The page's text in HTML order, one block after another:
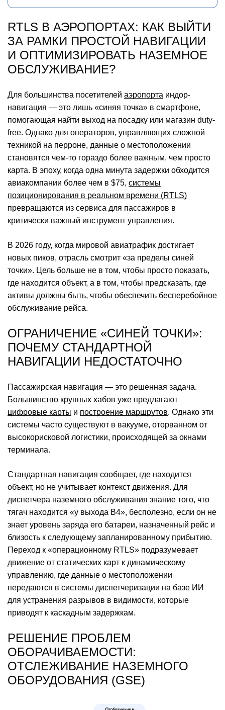
RTLS В АЭРОПОРТАХ: КАК ВЫЙТИ
ЗА РАМКИ ПРОСТОЙ НАВИГАЦИИ
И ОПТИМИЗИРОВАТЬ НАЗЕМНОЕ
ОБСЛУЖИВАНИЕ?
Для большинства посетителей аэропорта индор-
навигация — это лишь «синяя точка» в смартфоне,
помогающая найти выход на посадку или магазин duty-
free. Однако для операторов, управляющих сложной
техникой на перроне, данные о местоположении
становятся чем-то гораздо более важным, чем просто
карта. В эпоху, когда одна минута задержки обходится
авиакомпании более чем в $75, системы
позиционирования в реальном времени (RTLS)
превращаются из сервиса для пассажиров в
критически важный инструмент управления.
В 2026 году, когда мировой авиатрафик достигает
новых пиков, отрасль смотрит «за пределы синей
точки». Цель больше не в том, чтобы просто показать,
где находится объект, а в том, чтобы предсказать, где
активы должны быть, чтобы обеспечить бесперебойное
обслуживание рейса.
ОГРАНИЧЕНИЕ «СИНЕЙ ТОЧКИ»:
ПОЧЕМУ СТАНДАРТНОЙ
НАВИГАЦИИ НЕДОСТАТОЧНО
Пассажирская навигация — это решенная задача.
Большинство крупных хабов уже предлагают
цифровые карты и построение маршрутов. Однако эти
системы часто существуют в вакууме, оторванном от
высокорисковой логистики, происходящей за окнами
терминала.
Стандартная навигация сообщает, где находится
объект, но не учитывает контекст движения. Для
диспетчера наземного обслуживания знание того, что
тягач находится «у выхода B4», бесполезно, если он не
знает уровень заряда его батареи, назначенный рейс и
близость к следующему запланированному прибытию.
Переход к «операционному RTLS» подразумевает
движение от статических карт к динамическому
управлению, где данные о местоположении
передаются в системы диспетчеризации на базе ИИ
для устранения разрывов в видимости, которые
приводят к каскадным задержкам.
РЕШЕНИЕ ПРОБЛЕМ
ОБОРАЧИВАЕМОСТИ:
ОТСЛЕЖИВАНИЕ НАЗЕМНОГО
ОБОРУДОВАНИЯ (GSE)